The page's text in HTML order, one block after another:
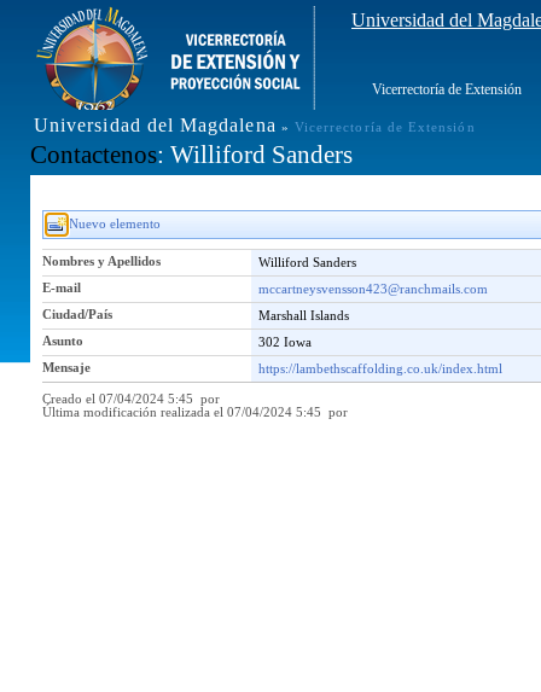
Universidad del
Vicerrectoría de Extensión
Universidad del Magdalena » Vicerrectoría de Extensión
Contactenos: Williford Sanders
Nuevo elemento
Nombres y Apellidos
Williford Sanders
E-mail
mccartneysvensson423@ranchmails.com
Ciudad/País
Marshall Islands
Asunto
302 Iowa
Mensaje
https://lambethscaffolding.co.uk/index.html
Creado el 07/04/2024 5:45 por
Última modificación realizada el 07/04/2024 5:45 por